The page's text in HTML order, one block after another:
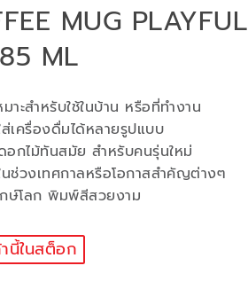
MUG PLAYFUL
ML
ะสำหรับใช้ในบ้าน หรือที่ทำงาน
ครื่องดื่มได้หลายรูปแบบ
กไม้ทันสมัย สำหรับคนรุ่นใหม่
นช่วงเทศกาลหรือโอกาสสำคัญต่างๆ
กษ์โลก พิมพ์สีสวยงาม
นี้ในสต็อก